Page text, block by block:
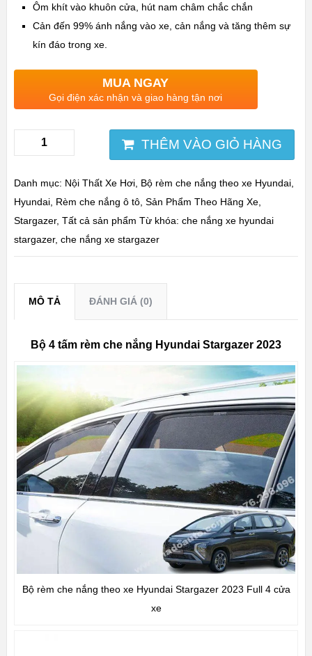
Ôm khít vào khuôn cửa, hút nam châm chắc chắn
Cản đến 99% ánh nắng vào xe, cản nắng và tăng thêm sự
kín đáo trong xe.
MUA NGAY
Gọi điện xác nhận và giao hàng tận nơi
THÊM VÀO GIỎ HÀNG
Danh mục: Nội Thất Xe Hơi, Bộ rèm che nắng theo xe Hyundai,
Hyundai, Rèm che nắng ô tô, Sản Phẩm Theo Hãng Xe,
Stargazer, Tất cả sản phẩm Từ khóa: che nắng xe hyundai
stargazer, che nắng xe stargazer
MÔ TẢ ĐÁNH GIÁ (0)
Bộ 4 tấm rèm che nắng Hyundai Stargazer 2023
Bộ rèm che nắng theo xe Hyundai Stargazer 2023 Full 4 cửa
xe